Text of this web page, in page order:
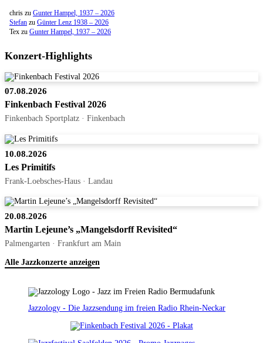
chris zu Gunter Hampel, 1937 – 2026
Stefan zu Günter Lenz 1938 – 2026
Tex zu Gunter Hampel, 1937 – 2026
Konzert-Highlights
07.08.2026
Finkenbach Festival 2026
Finkenbach Sportplatz · Finkenbach
10.08.2026
Les Primitifs
Frank-Loebsches-Haus · Landau
20.08.2026
Martin Lejeune’s „Mangelsdorff Revisited“
Palmengarten · Frankfurt am Main
Alle Jazzkonzerte anzeigen
Jazzology - Die Jazzsendung im freien Radio Rhein-Neckar